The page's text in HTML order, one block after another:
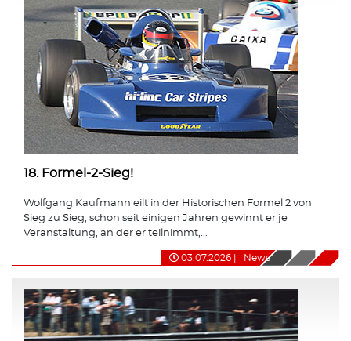
18. Formel-2-Sieg!
Wolfgang Kaufmann eilt in der Historischen Formel 2 von
Sieg zu Sieg, schon seit einigen Jahren gewinnt er je
Veranstaltung, an der er teilnimmt,...
03.07.2026 News